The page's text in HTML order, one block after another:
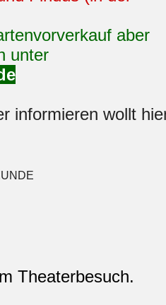
informieren wollt hier
Theaterbesuch.
21. Nov 2026 um 13 Uhr